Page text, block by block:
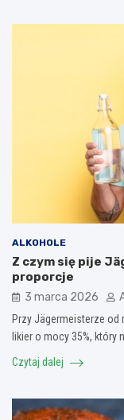
ALKOHOLE
Z czym się pije
proporcje
3 marca 2026
Przy Jägermeisterze od
likier o mocy 35%, który
Czytaj dalej